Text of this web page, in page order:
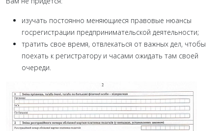
изучать постоянно меняющиеся правовые нюансы
госрегистрации предпринимательской деятельности;
тратить свое время, отвлекаться от важных дел, чтобы
поехать к регистратору и часами ожидать там своей
очереди.